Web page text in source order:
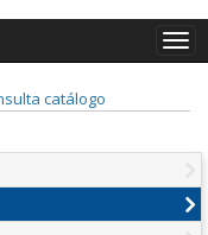
catálogo